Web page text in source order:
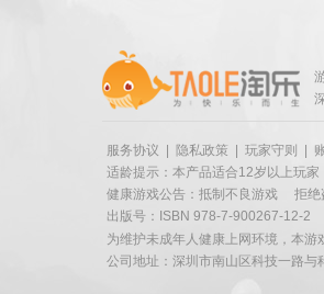
服务协议 隐私政策 玩家守则
适龄提示：本产品适合12岁以上玩家
健康游戏公告：抵制不良游戏
拒绝
出版号：ISBN 978-7-900267-12-2
为维护未成年人健康上网环境，本
公司地址：深圳市南山区科技一路